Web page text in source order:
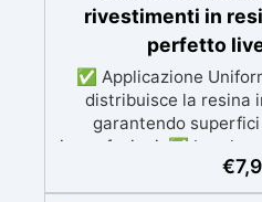
rivestimenti in
perfetto
✅ Applicazione
distribuisce la resina
garantendo
imperfezioni. ✅
coprire grandi
ideale per pavimenti e
€